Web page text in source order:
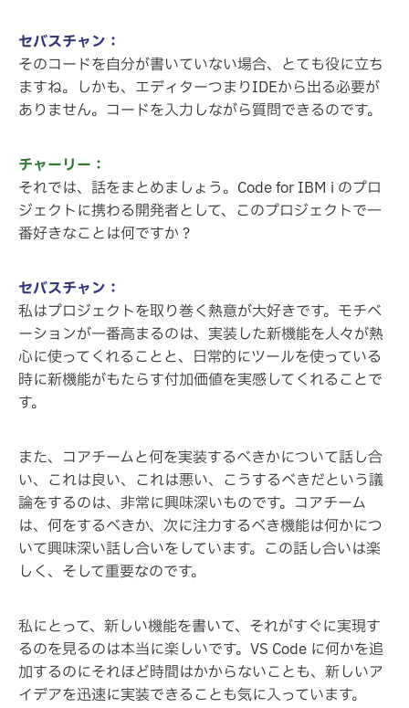
セバスチャン：
そのコードを自分が書いていない場合、とても役に立ち
ますね。しかも、エディターつまりIDEから出る必要が
ありません。コードを入力しながら質問できるのです。
チャーリー：
それでは、話をまとめましょう。Code for IBM i のプロ
ジェクトに携わる開発者として、このプロジェクトで一
番好きなことは何ですか？
セバスチャン：
私はプロジェクトを取り巻く熱意が大好きです。モチベ
ーションが一番高まるのは、実装した新機能を人々が熱
心に使ってくれることと、日常的にツールを使っている
時に新機能がもたらす付加価値を実感してくれることで
す。
また、コアチームと何を実装するべきかについて話し合
い、これは良い、これは悪い、こうするべきだという議
論をするのは、非常に興味深いものです。コアチーム
は、何をするべきか、次に注力するべき機能は何かにつ
いて興味深い話し合いをしています。この話し合いは楽
しく、そして重要なのです。
私にとって、新しい機能を書いて、それがすぐに実現す
るのを見るのは本当に楽しいです。VS Code に何かを追
加するのにそれほど時間はかからないことも、新しいア
イデアを迅速に実装できることも気に入っています。